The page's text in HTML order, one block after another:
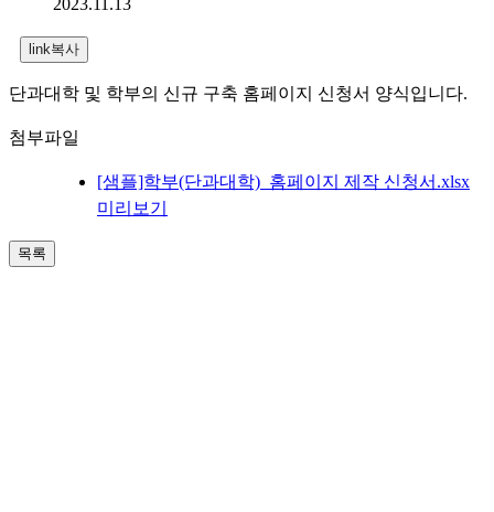
단과대학 및 학부의 신규 구축 홈페이지 신청서 양식입니다.
첨부파일
[샘플]학부(단과대학)_홈페이지 제작 신청서.xlsx
미리보기